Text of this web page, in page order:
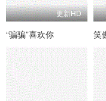
更新HD
“骗骗”喜欢你 笑